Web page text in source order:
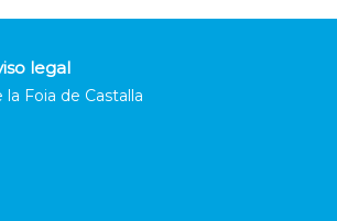
legal
Foia de Castalla